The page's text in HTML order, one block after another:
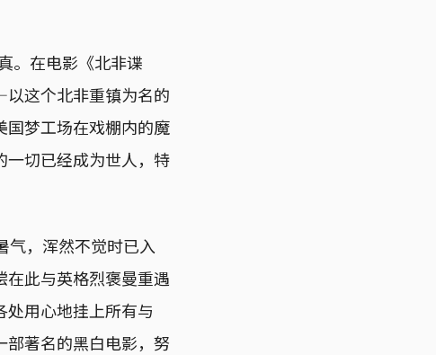
。在电影《北非谍
这个北非重镇为名的
国梦工场在戏棚内的魔
一切已经成为世人，特
气，浑然不觉时已入
此与英格烈褒曼重遇
用心地挂上所有与
部著名的黑白电影，努